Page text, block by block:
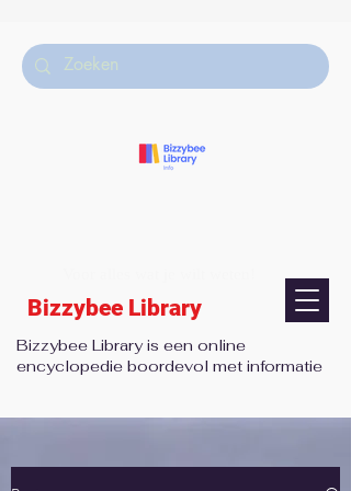
Bizzybee Library is een online
encyclopedie boordevol met informatie
Bizzybee Library